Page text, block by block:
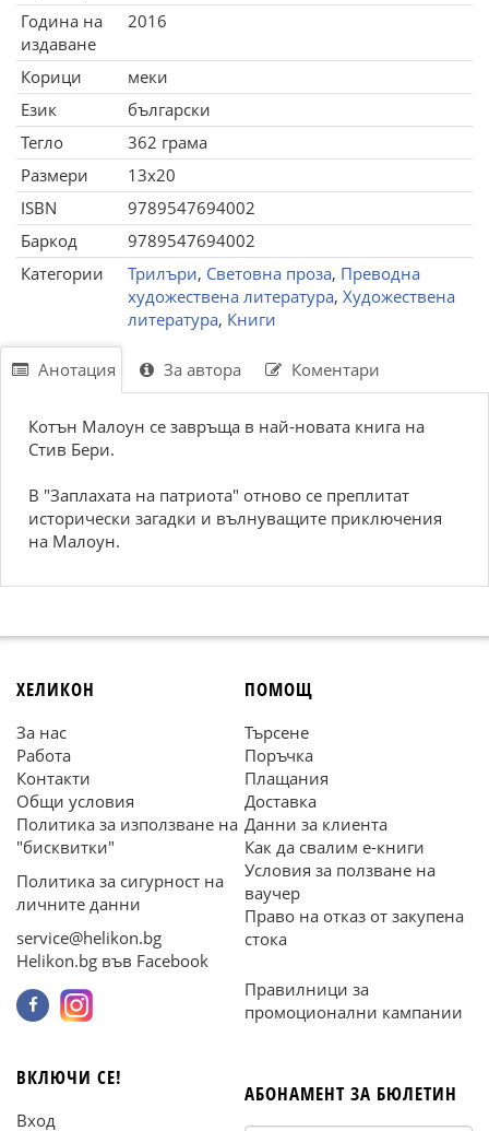
Година на
издаване
2016
Корици
меки
Език
български
Тегло
362 грама
Размери
13x20
ISBN
9789547694002
Баркод
9789547694002
Категории
Трилъри, Световна проза, Преводна
художествена литература, Художествена
литература, Книги
Анотация За автора Коментари
Котън Малоун се завръща в най-новата книга на
Стив Бери.
В "Заплахата на патриота" отново се преплитат
исторически загадки и вълнуващите приключения
на Малоун.
ХЕЛИКОН
За нас
Работа
Контакти
Общи условия
Политика за използване на
"бисквитки"
Политика за сигурност на
личните данни
service@helikon.bg
Helikon.bg във Facebook
ПОМОЩ
Търсене
Поръчка
Плащания
Доставка
Данни за клиента
Как да свалим е-книги
Условия за ползване на
ваучер
Право на отказ от закупена
стока
Правилници за
промоционални кампании
ВКЛЮЧИ СЕ!
Вход
АБОНАМЕНТ ЗА БЮЛЕТИН